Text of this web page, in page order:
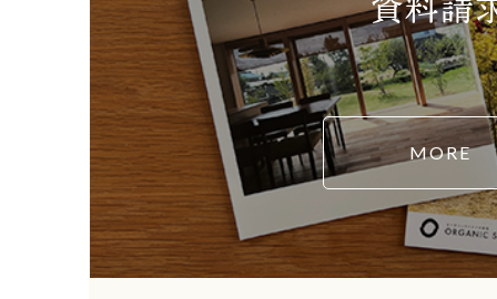
MORE